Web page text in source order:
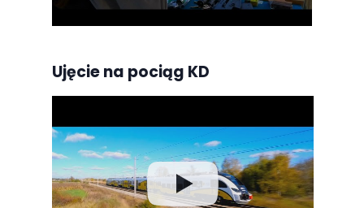
Ujęcie na pociąg KD